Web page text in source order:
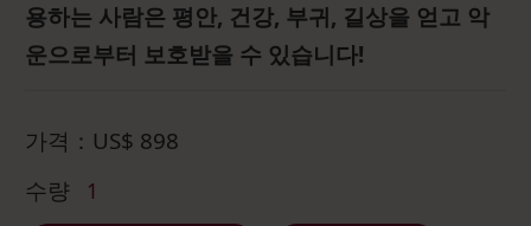
용하는 사람은 평안, 건강, 부귀, 길상을 얻고 악
운으로부터 보호받을 수 있습니다!
가격： US$ 898
수량
1